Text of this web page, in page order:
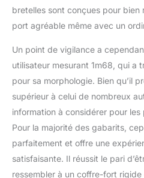
bretelles sont conçues pour
port agréable même avec un
Un point de vigilance a
utilisateur mesurant 1m68, qui a
pour sa morphologie. Bien qu’il
supérieur à celui de nombreux
information à considérer pour
Pour la majorité des gabarits,
parfaitement et offre une
satisfaisante. Il réussit le pari
ressembler à un coffre-fort